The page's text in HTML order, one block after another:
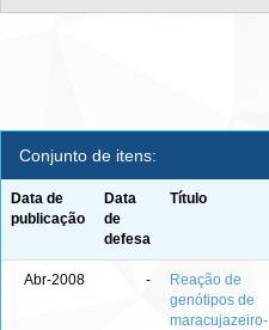
Conjunto de itens:
Data de
publicação
Data
de
defesa
Título
Abr-2008 -
Reação de
genótipos de
maracujazeiro-